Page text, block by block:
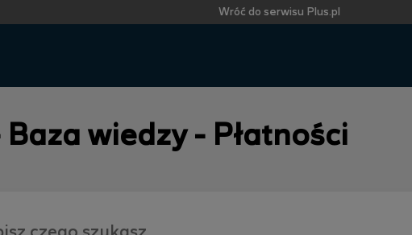
Wróć do serwisu Plus.pl
wiedzy - Płatności